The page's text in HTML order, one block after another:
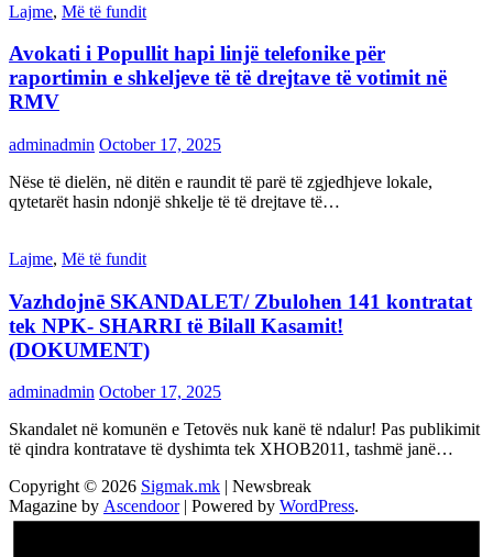
Lajme, Më të fundit
Avokati i Popullit hapi linjë telefonike për
raportimin e shkeljeve të të drejtave të votimit në
RMV
adminadmin October 17, 2025
Nëse të dielën, në ditën e raundit të parë të zgjedhjeve lokale,
qytetarët hasin ndonjë shkelje të të drejtave të…
Lajme, Më të fundit
Vazhdojnē SKANDALET/ Zbulohen 141 kontratat
tek NPK- SHARRI të Bilall Kasamit!
(DOKUMENT)
adminadmin October 17, 2025
Skandalet në komunën e Tetovës nuk kanë të ndalur! Pas publikimit
të qindra kontratave të dyshimta tek XHOB2011, tashmë janë…
Copyright © 2026 Sigmak.mk | Newsbreak
Magazine by Ascendoor| Powered by WordPress.